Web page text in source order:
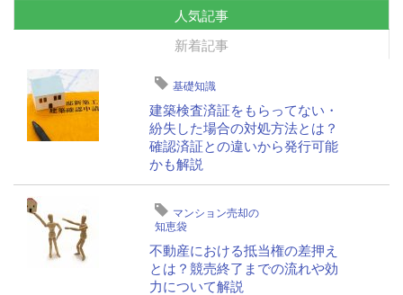
人気記事
新着記事
基礎知識
建築検査済証をもらってない・
紛失した場合の対処方法とは？
確認済証との違いから発行可能
かも解説
マンション売却の
知恵袋
不動産における抵当権の差押え
とは？競売終了までの流れや効
力について解説